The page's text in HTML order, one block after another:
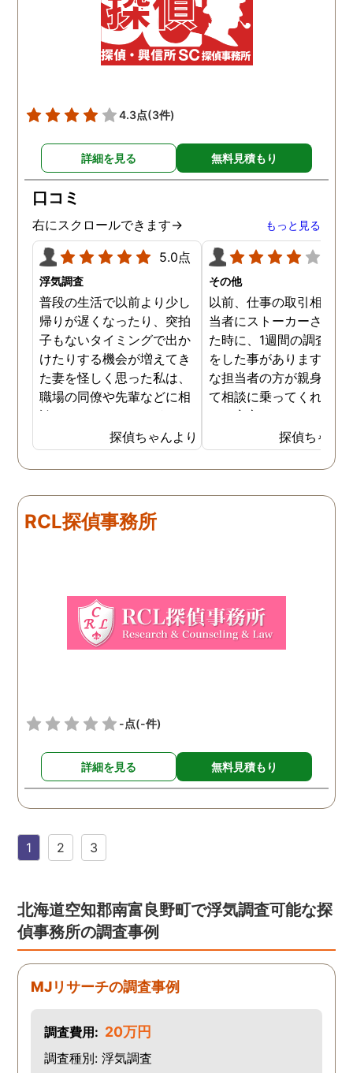
4.3点(3件)
詳細を見る 無料見積もり
口コミ
右にスクロールできます→ もっと見る
5.0点
浮気調査
普段の生活で以前より少し
帰りが遅くなったり、突拍
子もないタイミングで出か
けたりする機会が増えてき
た妻を怪しく思った私は、
職場の同僚や先輩などに相
談していました。 そういっ
た相談の回答の一つに調査
を依頼することを勧めら
れ、私は一度相談してみま
に見積もりをもらったとこ
ろ、それほど財布への負担
複雑ですが感謝していま
探偵ちゃんより
その他
以前、仕事の取引相手の
当者にストーカーされて
た時に、1週間の調査依頼
をした事があります。親
な担当者の方が親身にな
て相談に乗ってくれたた
め、安心しました。同じ
うな被害に遭う可能性も
慮し、引越しましたので
もう大丈夫かと思います
探偵ちゃん
RCL探偵事務所
-点(-件)
詳細を見る 無料見積もり
1 2 3
北海道空知郡南富良野町で浮気調査可能な探
偵事務所の調査事例
MJリサーチの調査事例
調査費用: 20万円
調査種別: 浮気調査